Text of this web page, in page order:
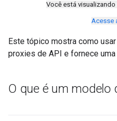
Você está
Acesse
Este tópico mostra como
proxies de API e fornece
O que é um modelo